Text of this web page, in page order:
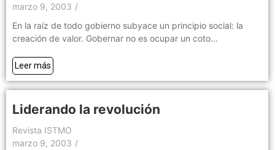
marzo 9, 2003 /
En la raíz de todo gobierno subyace un principio social: la
creación de valor. Gobernar no es ocupar un coto...
Leer más
Liderando la revolución
Revista ISTMO
marzo 9, 2003 /